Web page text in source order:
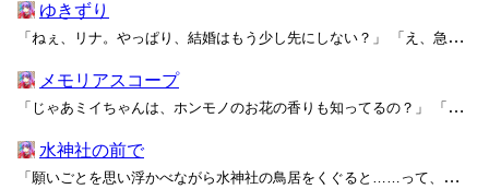
ゆきずり
「ねぇ、リナ。やっぱり、結婚はもう少し先にしない？」 「え、急にどうしたの。明日あいさつに行くって、もう言ってあるんでしょ？」 「それは、そうだけど……」 突然そう切り出されて困惑するリナは、赤ペンでマルをつけながら読み進めていた旅行雑誌をソファに放り投げてから、キッチンに...
メモリアスコープ
「じゃあミイちゃんは、ホンモノのお花の香りも知ってるの？」 「……うん、ちょっとだけ。でも、コスモスはあんまり匂いのしない花だったかな。鼻をよく近づけるとね、ほんの少し爽やかな香りがするの」 「へー、やっぱりホンモノはすごいね！」 ユウはまだ興奮を抑えきれないようで、目はぽ...
水神社の前で
「願いごとを思い浮かべながら水神社の鳥居をくぐると……って、昔みんなやってたじゃない？」 下校中。信号の待ち時間を持て余したシイが、横断歩道の向こうにある鳥居を指さした。シイと同じ六高の制服を着た頭一つ背の低い女子は、幼なじみのマトイである。彼女たちは同じ保育園と小・中学校で育...